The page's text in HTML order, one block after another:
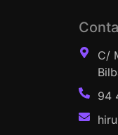
C/
94